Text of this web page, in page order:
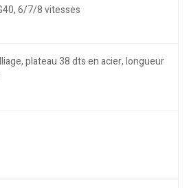
6/7/8 vitesses
plateau 38 dts en acier, longueur